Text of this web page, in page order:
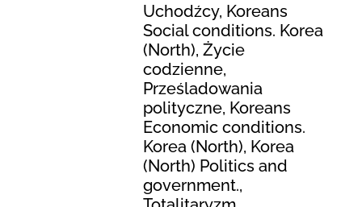
Uchodźcy, Koreans
Social conditions. Korea
(North), Życie
codzienne,
Prześladowania
polityczne, Koreans
Economic conditions.
Korea (North), Korea
(North) Politics and
government.,